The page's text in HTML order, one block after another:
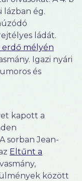
lázban ég.
ládát.
erdő mélyén
Igazi nyári
és
kapott a
sorban Jean-
Eltűnt a
között